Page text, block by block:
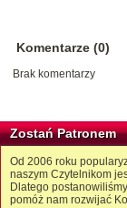
Komentarze (0)
Brak komentarzy
Zostań Patronem
Od 2006 roku
naszym Czytelnikom
Dlatego
pomóż nam rozwijać